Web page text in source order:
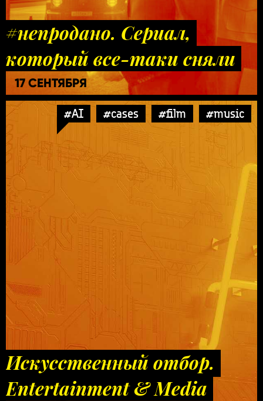
#непродано. Сериал,
который все-таки сняли
17 СЕНТЯБРЯ
#AI #cases #film #music
Искусственный отбор.
Entertainment & Media